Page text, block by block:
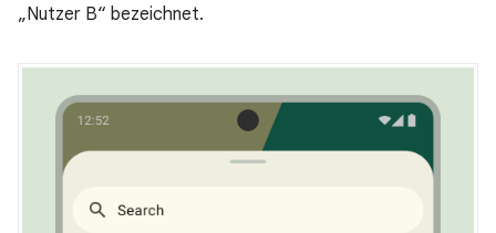
„Nutzer B“ bezeichnet.